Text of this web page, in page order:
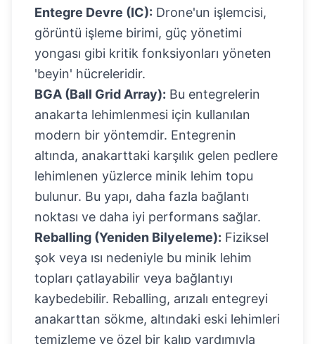
Entegre Devre (IC): Drone'un işlemcisi,
görüntü işleme birimi, güç yönetimi
yongası gibi kritik fonksiyonları yöneten
'beyin' hücreleridir.
BGA (Ball Grid Array): Bu entegrelerin
anakarta lehimlenmesi için kullanılan
modern bir yöntemdir. Entegrenin
altında, anakarttaki karşılık gelen pedlere
lehimlenen yüzlerce minik lehim topu
bulunur. Bu yapı, daha fazla bağlantı
noktası ve daha iyi performans sağlar.
Reballing (Yeniden Bilyeleme): Fiziksel
şok veya ısı nedeniyle bu minik lehim
topları çatlayabilir veya bağlantıyı
kaybedebilir. Reballing, arızalı entegreyi
anakarttan sökme, altındaki eski lehimleri
temizleme ve özel bir kalıp yardımıyla